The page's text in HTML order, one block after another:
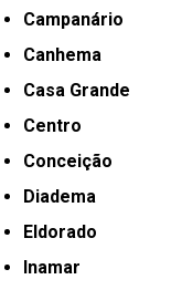
Campanário
Canhema
Casa Grande
Centro
Conceição
Diadema
Eldorado
Inamar